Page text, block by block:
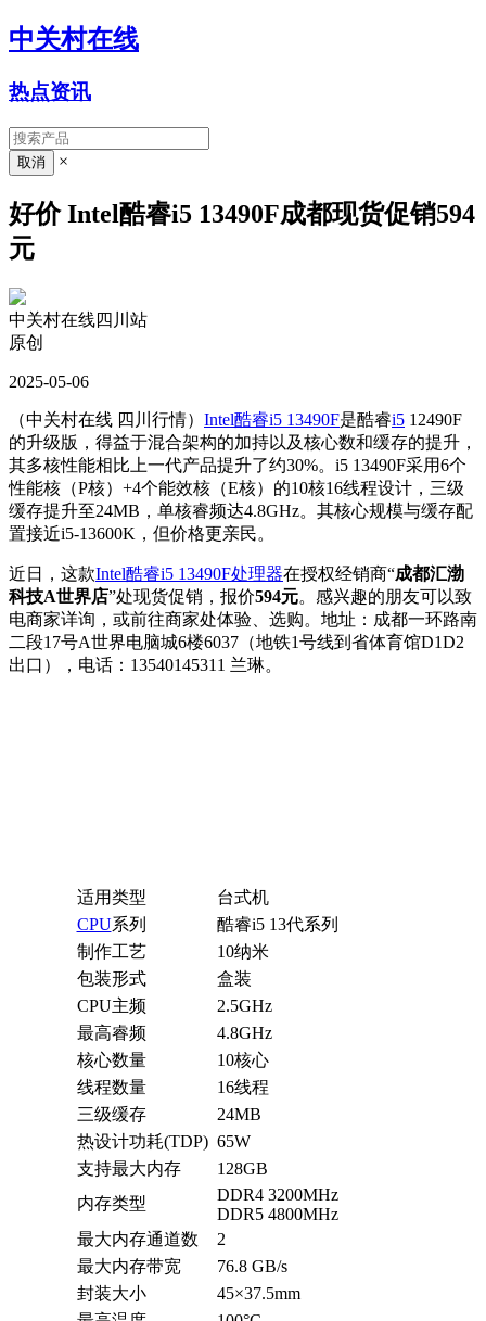
中关村在线
热点资讯
×
好价 Intel酷睿i5 13490F成都现货促销594
元
中关村在线四川站
原创
2025-05-06
（中关村在线 四川行情） Intel酷睿i5 13490F是酷睿i5 12490F
的升级版，得益于混合架构的加持以及核心数和缓存的提升，
其多核性能相比上一代产品提升了约30%。i5 13490F采用6个
性能核（P核）+4个能效核（E核）的10核16线程设计，三级
缓存提升至24MB，单核睿频达4.8GHz。其核心规模与缓存配
置接近i5-13600K，但价格更亲民。
近日，这款Intel酷睿i5 13490F处理器在授权经销商“成都汇渤
科技A世界店”处现货促销，报价594元。感兴趣的朋友可以致
电商家详询，或前往商家处体验、选购。地址：成都一环路南
二段17号A世界电脑城6楼6037（地铁1号线到省体育馆D1D2
出口），电话：13540145311 兰琳。
适用类型
台式机
CPU系列
酷睿i5 13代系列
制作工艺
10纳米
包装形式
盒装
CPU主频
2.5GHz
最高睿频
4.8GHz
核心数量
10核心
线程数量
16线程
三级缓存
24MB
热设计功耗(TDP) 65W
支持最大内存
128GB
内存类型
DDR4 3200MHz
DDR5 4800MHz
最大内存通道数
2
最大内存带宽
76.8 GB/s
封装大小
45×37.5mm